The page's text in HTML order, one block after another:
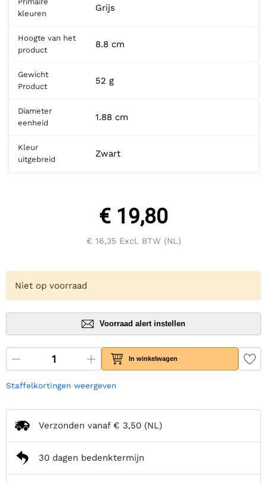
kleuren
Grijs
Hoogte van het
product
8.8 cm
Gewicht
Product
52 g
Diameter
eenheid
1.88 cm
Kleur
uitgebreid
Zwart
€ 19,80
€ 16,35Excl. BTW (NL)
Niet op voorraad
Voorraad alert instellen
In winkelwagen
Staffelkortingen weergeven
Verzonden vanaf € 3,50 (NL)
30 dagen bedenktermijn